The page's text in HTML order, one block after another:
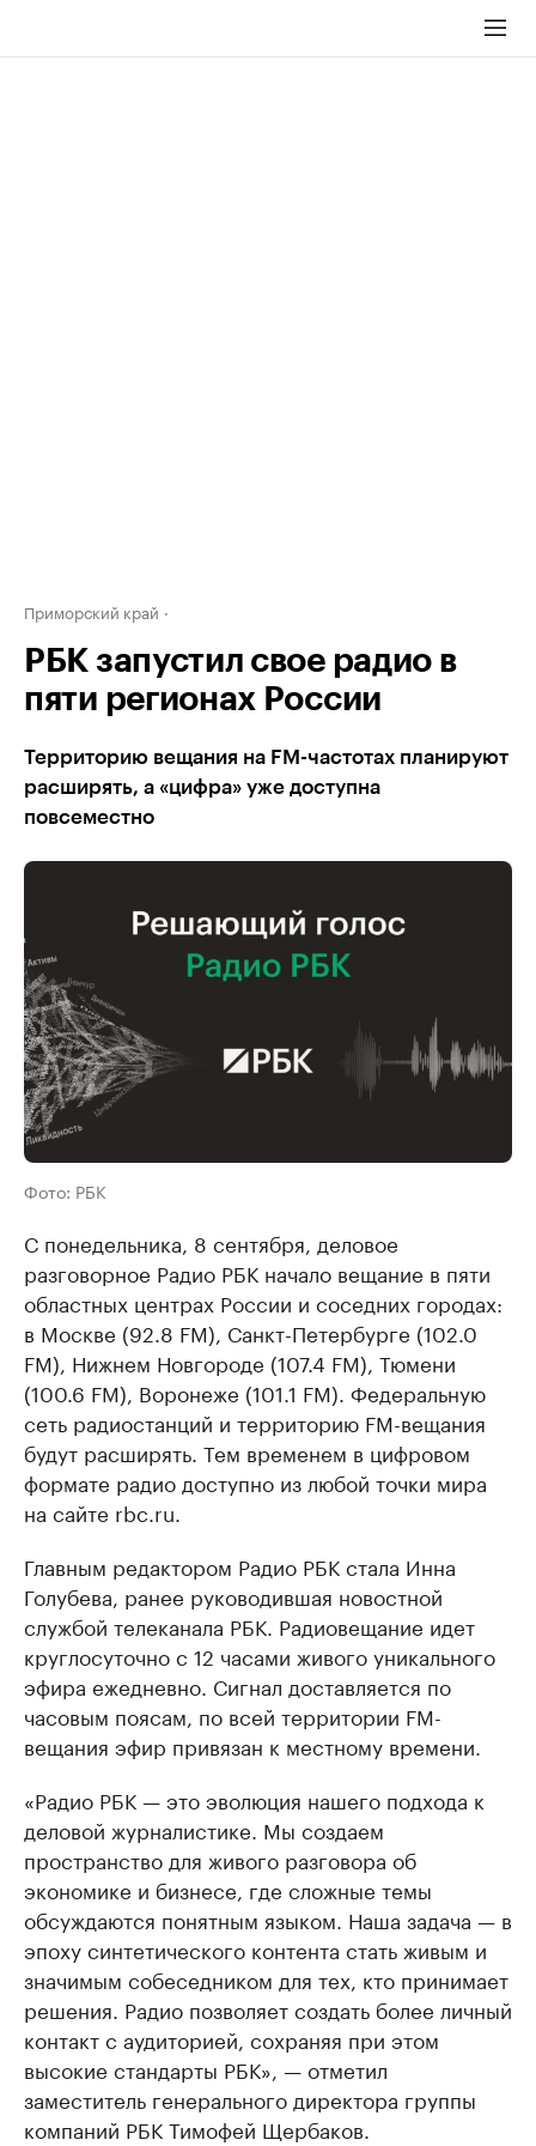
Приморский край
РБК запустил свое радио в
пяти регионах России
Территорию вещания на FM-частотах планируют
расширять, а «цифра» уже доступна
повсеместно
Фото: РБК
С понедельника, 8 сентября, деловое
разговорное Радио РБК начало вещание в пяти
областных центрах России и соседних городах:
в Москве (92.8 FM), Санкт-Петербурге (102.0
FM), Нижнем Новгороде (107.4 FM), Тюмени
(100.6 FM), Воронеже (101.1 FM). Федеральную
сеть радиостанций и территорию FM-вещания
будут расширять. Тем временем в цифровом
формате радио доступно из любой точки мира
на сайте rbc.ru.
Главным редактором Радио РБК стала Инна
Голубева, ранее руководившая новостной
службой телеканала РБК. Радиовещание идет
круглосуточно с 12 часами живого уникального
эфира ежедневно. Сигнал доставляется по
часовым поясам, по всей территории FM-
вещания эфир привязан к местному времени.
«Радио РБК — это эволюция нашего подхода к
деловой журналистике. Мы создаем
пространство для живого разговора об
экономике и бизнесе, где сложные темы
обсуждаются понятным языком. Наша задача — в
эпоху синтетического контента стать живым и
значимым собеседником для тех, кто принимает
решения. Радио позволяет создать более личный
контакт с аудиторией, сохраняя при этом
высокие стандарты РБК», — отметил
заместитель генерального директора группы
компаний РБК Тимофей Щербаков.